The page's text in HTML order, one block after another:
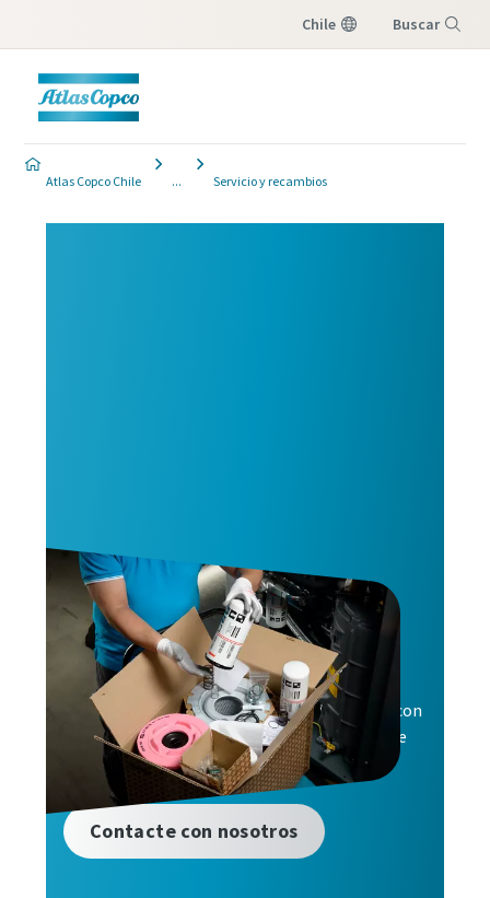
Chile Buscar
Atlas Copco Chile Servicio y recambios
Repuestos de
compresor de aire
Confíe en un rendimiento y una fiabilidad
renovados tras cada intervención de servicio con
las piezas originales para compresores de aire
de Atlas Copco.
Contacte con nosotros